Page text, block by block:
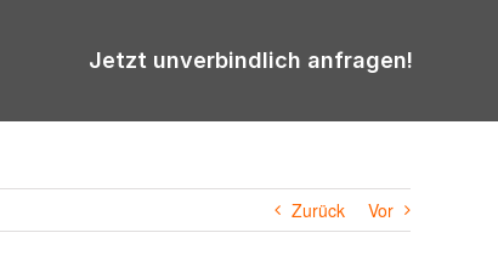
Jetzt unverbindlich anfragen!
Zurück Vor